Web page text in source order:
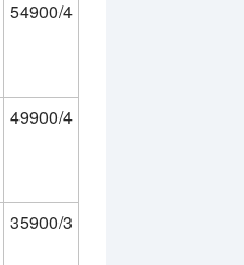
54900/4
49900/4
35900/3